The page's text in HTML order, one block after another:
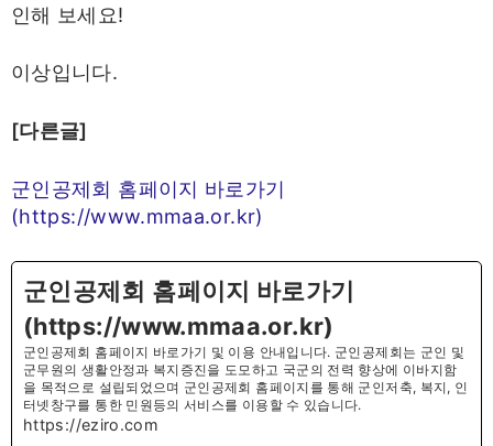
인해 보세요!
이상입니다.
[다른글]
군인공제회 홈페이지 바로가기
(https://www.mmaa.or.kr)
군인공제회 홈페이지 바로가기
(https://www.mmaa.or.kr)
군인공제회 홈페이지 바로가기 및 이용 안내입니다. 군인공제회는 군인 및
군무원의 생활안정과 복지증진을 도모하고 국군의 전력 향상에 이바지함
을 목적으로 설립되었으며 군인공제회 홈페이지를 통해 군인저축, 복지, 인
터넷창구를 통한 민원등의 서비스를 이용할 수 있습니다.
https://eziro.com